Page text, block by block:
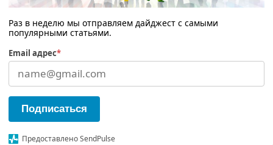
Раз в неделю мы отправляем дайджест с самыми
популярными статьями.
Email адрес*
Подписаться
Предоставлено SendPulse